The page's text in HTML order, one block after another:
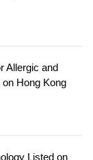
Allergic and
Hong Kong
Listed on